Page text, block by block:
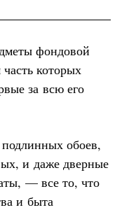
фондовой
которых
за всю его
обоев,
и даже дверные
— все то, что
и быта